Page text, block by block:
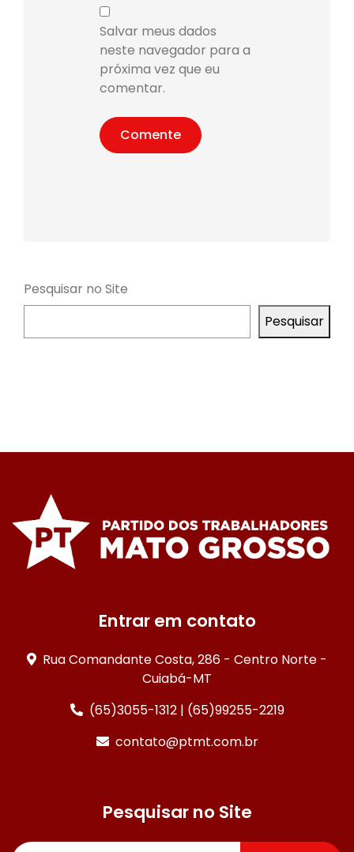
Salvar meus dados
neste navegador para a
próxima vez que eu
comentar.
Pesquisar no Site
Pesquisar
Entrar em contato
Rua Comandante Costa, 286 - Centro Norte -
Cuiabá-MT
(65)3055-1312 | (65)99255-2219
contato@ptmt.com.br
Pesquisar no Site